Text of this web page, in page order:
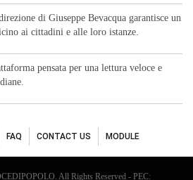
All Rights Reserved - PEC: